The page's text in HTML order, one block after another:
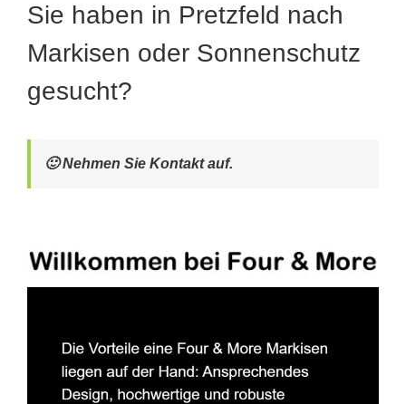
Sie haben in Pretzfeld nach
Markisen oder Sonnenschutz
gesucht?
🙂 Nehmen Sie Kontakt auf.